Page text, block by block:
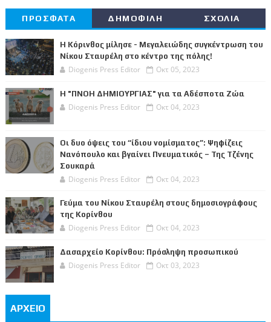
ΠΡΟΣΦΑΤΑ ΔΗΜΟΦΙΛΗ ΣΧΟΛΙΑ
Η Κόρινθος μίλησε - Μεγαλειώδης συγκέντρωση του
Νίκου Σταυρέλη στο κέντρο της πόλης!
Diogenis Press Editor Οκτ 05, 2023
Η "ΠΝΟΗ ΔΗΜΙΟΥΡΓΙΑΣ" για τα Αδέσποτα Ζώα
Diogenis Press Editor Οκτ 04, 2023
Οι δυο όψεις του “ίδιου νομίσματος”: Ψηφίζεις
Νανόπουλο και βγαίνει Πνευματικός – Της Τζένης
Σουκαρά
Diogenis Press Editor Οκτ 04, 2023
Γεύμα του Νίκου Σταυρέλη στους δημοσιογράφους
της Κορίνθου
Diogenis Press Editor Οκτ 04, 2023
Δασαρχείο Κορίνθου: Πρόσληψη προσωπικού
Diogenis Press Editor Οκτ 03, 2023
ΑΡΧΕΙΟ